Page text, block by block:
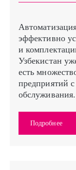
эффективно
и
Узбекистан
есть
предприятий
обслуживания.
Подробнее